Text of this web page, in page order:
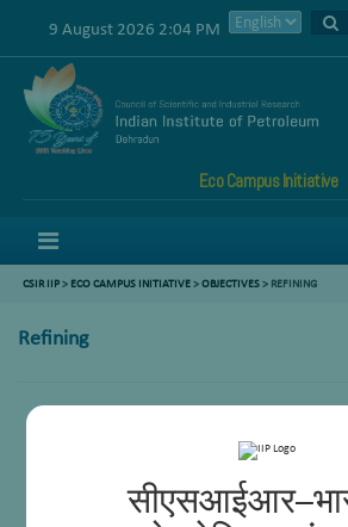
9 August 2026 2:04 PM
Eco Campus Initiative
CSIR IIP> ECO CAMPUS INITIATIVE>OBJECTIVES> REFINING
Refining